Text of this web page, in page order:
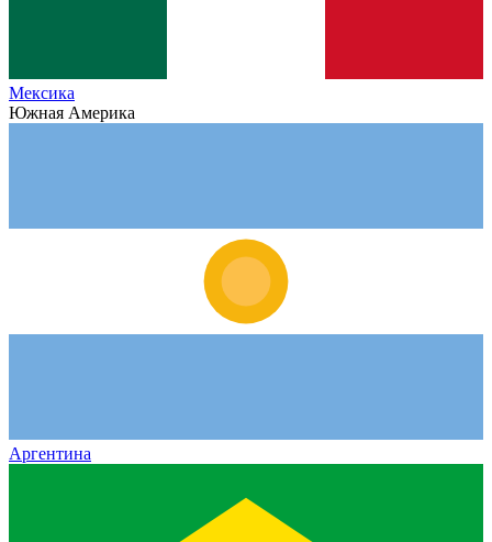
Мексика
Южная Америка
Аргентина